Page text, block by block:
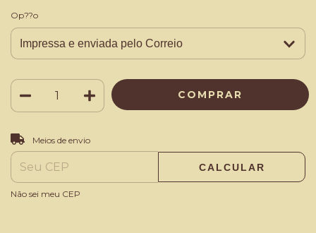
Op??o
Entregas para o CEP:
Meios de envio
CALCULAR
Não sei meu CEP